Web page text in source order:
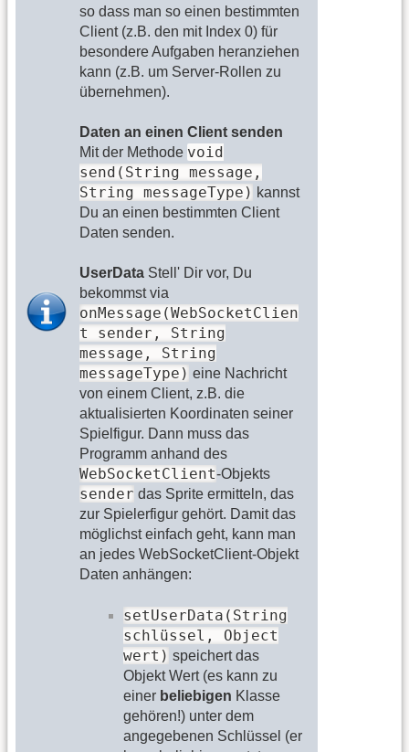
so dass man so einen bestimmten
Client (z.B. den mit Index 0) für
besondere Aufgaben heranziehen
kann (z.B. um Server-Rollen zu
übernehmen).
Daten an einen Client senden
Mit der Methode void
send(String message,
String messageType) kannst
Du an einen bestimmten Client
Daten senden.
UserData Stell' Dir vor, Du
bekommst via
onMessage(WebSocketClien
t sender, String
message, String
messageType) eine Nachricht
von einem Client, z.B. die
aktualisierten Koordinaten seiner
Spielfigur. Dann muss das
Programm anhand des
WebSocketClient-Objekts
sender das Sprite ermitteln, das
zur Spielerfigur gehört. Damit das
möglichst einfach geht, kann man
an jedes WebSocketClient-Objekt
Daten anhängen:
setUserData(String
schlüssel, Object
wert) speichert das
Objekt Wert (es kann zu
einer beliebigen Klasse
gehören!) unter dem
angegebenen Schlüssel (er